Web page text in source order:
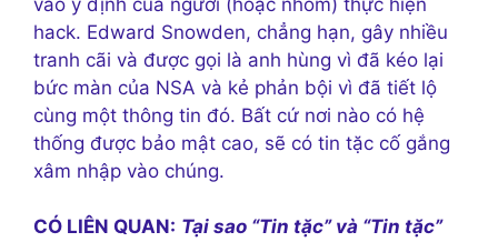
hack. Edward Snowden, chẳng hạn, gây nhiều
tranh cãi và được gọi là anh hùng vì đã kéo lại
bức màn của NSA và kẻ phản bội vì đã tiết lộ
cùng một thông tin đó. Bất cứ nơi nào có hệ
thống được bảo mật cao, sẽ có tin tặc cố gắng
xâm nhập vào chúng.
CÓ LIÊN QUAN: Tại sao “Tin tặc” và “Tin tặc”